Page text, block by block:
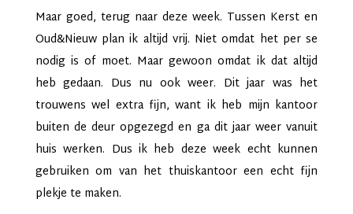
Maar goed, terug naar deze week. Tussen Kerst en
Oud&Nieuw plan ik altijd vrij. Niet omdat het per se
nodig is of moet. Maar gewoon omdat ik dat altijd
heb gedaan. Dus nu ook weer. Dit jaar was het
trouwens wel extra fijn, want ik heb mijn kantoor
buiten de deur opgezegd en ga dit jaar weer vanuit
huis werken. Dus ik heb deze week echt kunnen
gebruiken om van het thuiskantoor een echt fijn
plekje te maken.